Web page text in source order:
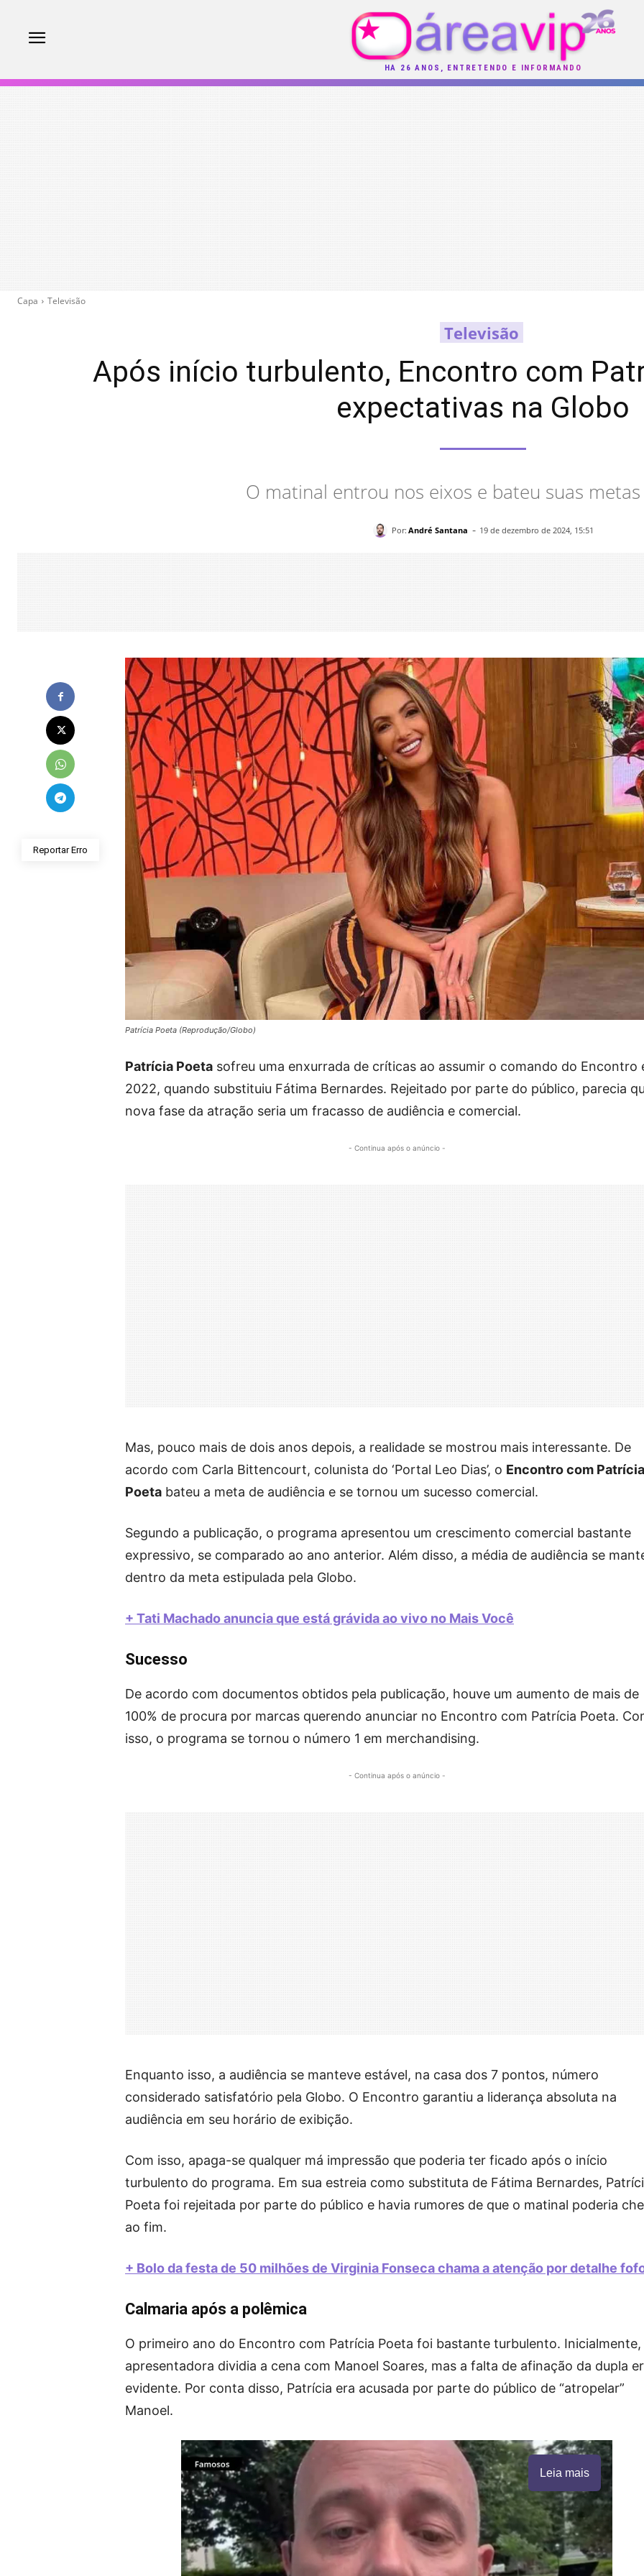
HÁ 26 ANOS, ENTRETENDO E INFORMANDO
Capa Televisão
Televisão
Após início turbulento, Encontro com
expectativas na Globo
O matinal entrou nos eixos e bateu suas
Por: André Santana - 19 de dezembro de 2024, 15:51
Reportar Erro
Patrícia Poeta (Reprodução/Globo)
Patrícia Poeta sofreu uma enxurrada de críticas ao assumir o comando do Encontro
2022, quando substituiu Fátima Bernardes. Rejeitado por parte do público, parecia
nova fase da atração seria um fracasso de audiência e comercial.
- Continua após o anúncio -
Mas, pouco mais de dois anos depois, a realidade se mostrou mais interessante. De
acordo com Carla Bittencourt, colunista do ‘Portal Leo Dias’, o Encontro com Patrícia
Poeta bateu a meta de audiência e se tornou um sucesso comercial.
Segundo a publicação, o programa apresentou um crescimento comercial bastante
expressivo, se comparado ao ano anterior. Além disso, a média de audiência se
dentro da meta estipulada pela Globo.
+ Tati Machado anuncia que está grávida ao vivo no Mais Você
Sucesso
De acordo com documentos obtidos pela publicação, houve um aumento de mais de
100% de procura por marcas querendo anunciar no Encontro com Patrícia Poeta.
isso, o programa se tornou o número 1 em merchandising.
- Continua após o anúncio -
Enquanto isso, a audiência se manteve estável, na casa dos 7 pontos, número
considerado satisfatório pela Globo. O Encontro garantiu a liderança absoluta na
audiência em seu horário de exibição.
Com isso, apaga-se qualquer má impressão que poderia ter ficado após o início
turbulento do programa. Em sua estreia como substituta de Fátima Bernardes,
Poeta foi rejeitada por parte do público e havia rumores de que o matinal poderia
ao fim.
+ Bolo da festa de 50 milhões de Virginia Fonseca chama a atenção por detalhe
Calmaria após a polêmica
O primeiro ano do Encontro com Patrícia Poeta foi bastante turbulento. Inicialmente,
apresentadora dividia a cena com Manoel Soares, mas a falta de afinação da dupla
evidente. Por conta disso, Patrícia era acusada por parte do público de “atropelar”
Manoel.
Leia mais